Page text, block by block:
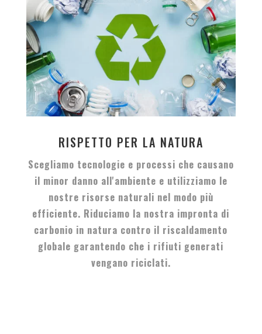
RISPETTO PER LA NATURA
Scegliamo tecnologie e processi che causano
il minor danno all'ambiente e utilizziamo le
nostre risorse naturali nel modo più
efficiente. Riduciamo la nostra impronta di
carbonio in natura contro il riscaldamento
globale garantendo che i rifiuti generati
vengano riciclati.